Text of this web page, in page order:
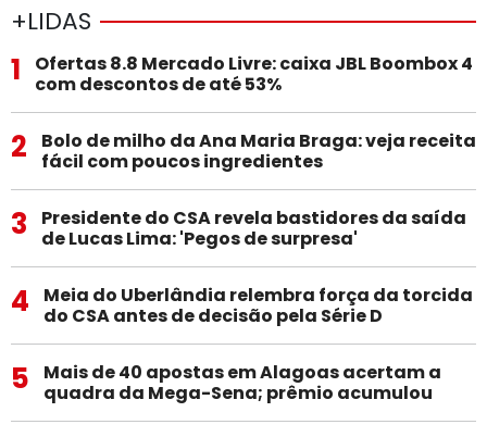
+LIDAS
1
Ofertas 8.8 Mercado Livre: caixa JBL Boombox 4
com descontos de até 53%
2
Bolo de milho da Ana Maria Braga: veja receita
fácil com poucos ingredientes
3
Presidente do CSA revela bastidores da saída
de Lucas Lima: 'Pegos de surpresa'
4
Meia do Uberlândia relembra força da torcida
do CSA antes de decisão pela Série D
5
Mais de 40 apostas em Alagoas acertam a
quadra da Mega-Sena; prêmio acumulou